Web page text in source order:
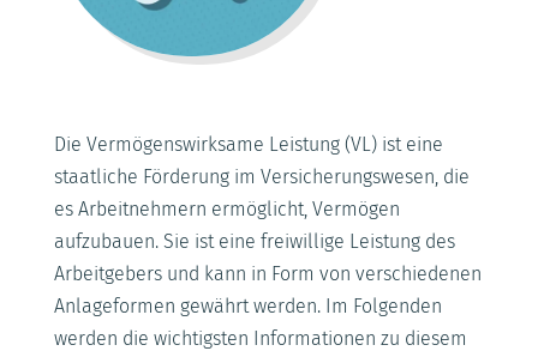
Die Vermögenswirksame Leistung (VL) ist eine
staatliche Förderung im Versicherungswesen, die
es Arbeitnehmern ermöglicht, Vermögen
aufzubauen. Sie ist eine freiwillige Leistung des
Arbeitgebers und kann in Form von verschiedenen
Anlageformen gewährt werden. Im Folgenden
werden die wichtigsten Informationen zu diesem